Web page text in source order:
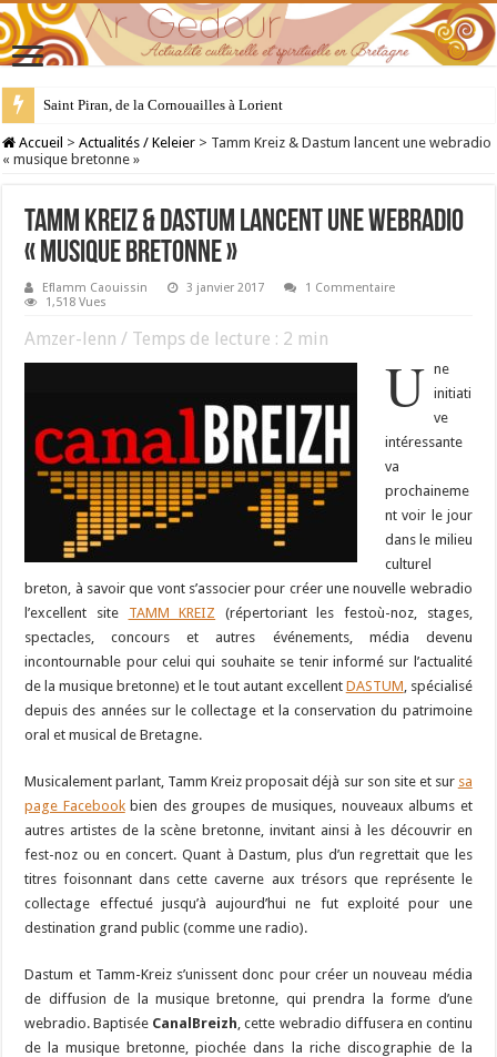
Saint Piran, de la Cornouailles à Lorient
28 juillet : Saint Samson de Dol, père de la Bretagne chrétienne
Accueil > Actualités / Keleier > Tamm Kreiz & Dastum lancent une webradio
« musique bretonne »
Tamm Kreiz & Dastum lancent une webradio
« musique bretonne »
Eflamm Caouissin 3 janvier 2017
1 Commentaire
1,518 Vues
Amzer-lenn / Temps de lecture : 2 min
U ne
initiati
ve
intéressante
va
prochaineme
nt voir le jour
dans le milieu
culturel
breton, à savoir que vont s’associer pour créer une nouvelle webradio
l’excellent site TAMM KREIZ (répertoriant les festoù-noz, stages,
spectacles, concours et autres événements, média devenu
incontournable pour celui qui souhaite se tenir informé sur l’actualité
de la musique bretonne) et le tout autant excellent DASTUM , spécialisé
depuis des années sur le collectage et la conservation du patrimoine
oral et musical de Bretagne.
Musicalement parlant, Tamm Kreiz proposait déjà sur son site et sur sa
page Facebookbien des groupes de musiques, nouveaux albums et
autres artistes de la scène bretonne, invitant ainsi à les découvrir en
fest-noz ou en concert. Quant à Dastum, plus d’un regrettait que les
titres foisonnant dans cette caverne aux trésors que représente le
collectage effectué jusqu’à aujourd’hui ne fut exploité pour une
destination grand public (comme une radio).
Dastum et Tamm-Kreiz s’unissent donc pour créer un nouveau média
de diffusion de la musique bretonne, qui prendra la forme d’une
webradio. Baptisée CanalBreizh , cette webradio diffusera en continu
de la musique bretonne, piochée dans la riche discographie de la